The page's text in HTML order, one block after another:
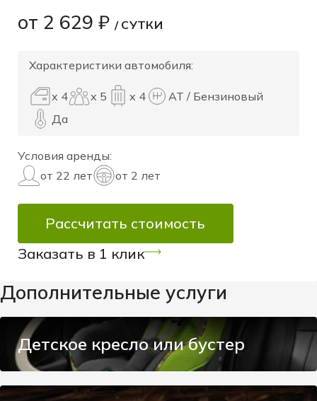
от 2 629 ₽ / СУТКИ
Характеристики автомобиля:
x 4 x 5 x 4
АТ / Бензиновый
Да
Условия аренды:
от 22 лет
от 2 лет
Рассчитать стоимость
Заказать в 1 клик
Дополнительные услуги
Детское кресло или бустер